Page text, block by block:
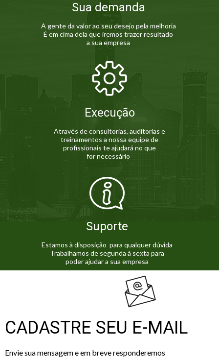
Sua demanda
A gente da valor ao seu desejo pela melhoria
É em cima dela que iremos trazer resultado
a sua empresa
Execução
Através de consultorias, auditorias e
treinamentos anossa equipe de
profissionais te ajudará no que
for necessário
Suporte
Estamos à disposição para qualquer dúvida
Trabalhamos de segunda à sexta para
poder ajudar a sua empresa
CADASTRE SEU E-MAIL
Envie sua mensagem e em breve responderemos